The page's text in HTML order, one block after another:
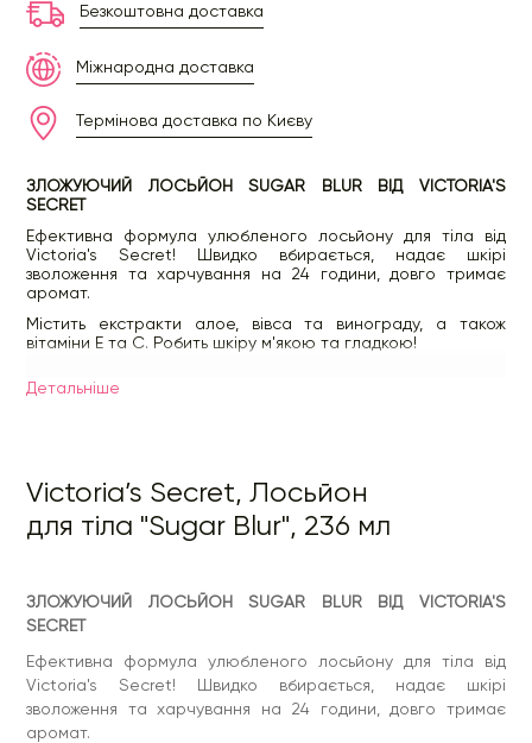
Безкоштовна доставка
Міжнародна доставка
Термінова доставка по Києву
ЗЛОЖУЮЧИЙ ЛОСЬЙОН SUGAR BLUR ВІД VICTORIA'S
SECRET
Ефективна формула улюбленого лосьйону для тіла від
Victoria's Secret! Швидко вбирається, надає шкірі
зволоження та харчування на 24 години, довго тримає
аромат.
Містить екстракти алое, вівса та винограду, а також
вітаміни E та C. Робить шкіру м'якою та гладкою!
Детальнiше
Victoria’s Secret, Лосьйон
для тіла "Sugar Blur", 236 мл
ЗЛОЖУЮЧИЙ ЛОСЬЙОН SUGAR BLUR ВІД VICTORIA'S
SECRET
Ефективна формула улюбленого лосьйону для тіла від
Victoria's Secret! Швидко вбирається, надає шкірі
зволоження та харчування на 24 години, довго тримає
аромат.